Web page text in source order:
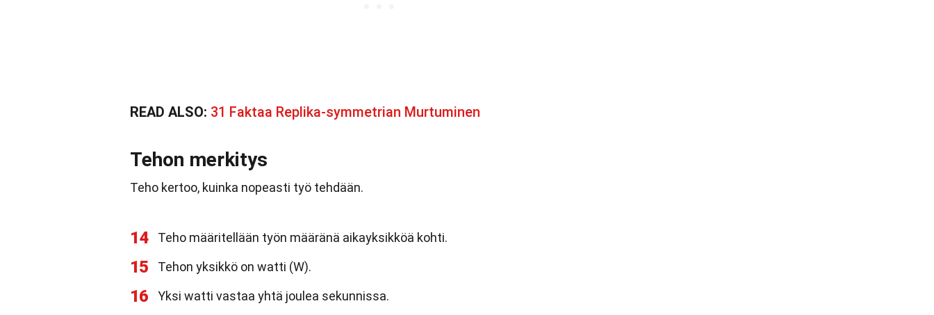
READ ALSO: 31 Faktaa Replika-symmetrian Murtuminen
Tehon merkitys
Teho kertoo, kuinka nopeasti työ tehdään.
14 Teho määritellään työn määränä aikayksikköä kohti.
15 Tehon yksikkö on watti (W).
16 Yksi watti vastaa yhtä joulea sekunnissa.